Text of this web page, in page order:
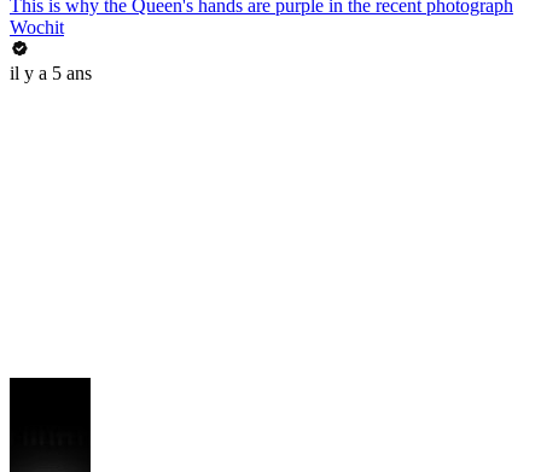
This is why the Queen's hands are purple in the recent photograph
Wochit
il y a 5 ans